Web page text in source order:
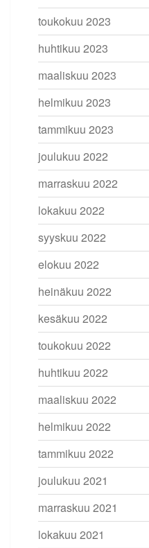
toukokuu 2023
huhtikuu 2023
maaliskuu 2023
helmikuu 2023
tammikuu 2023
joulukuu 2022
marraskuu 2022
lokakuu 2022
syyskuu 2022
elokuu 2022
heinäkuu 2022
kesäkuu 2022
toukokuu 2022
huhtikuu 2022
maaliskuu 2022
helmikuu 2022
tammikuu 2022
joulukuu 2021
marraskuu 2021
lokakuu 2021